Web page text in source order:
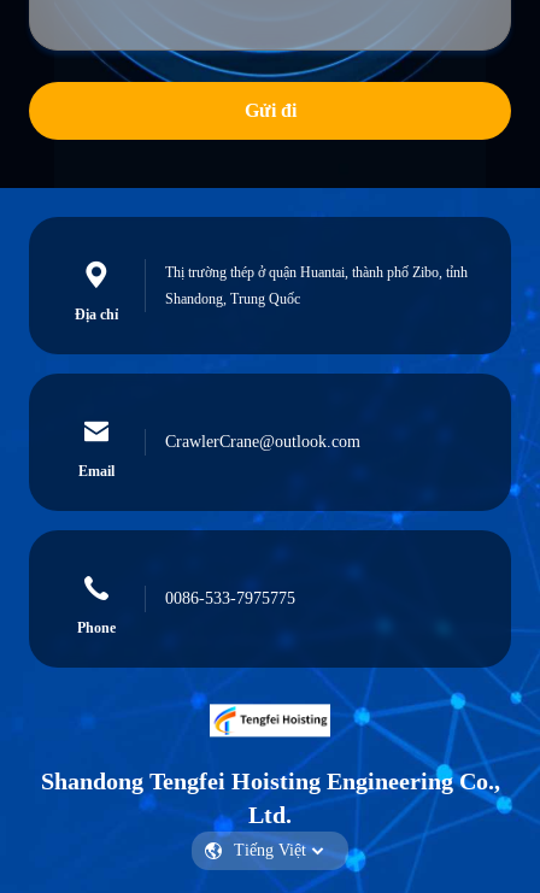
Gửi đi
Địa chỉ
Thị trường thép ở quận Huantai, thành phố Zibo, tỉnh
Shandong, Trung Quốc
Email
CrawlerCrane@outlook.com
Phone
0086-533-7975775
Shandong Tengfei Hoisting Engineering Co.,
Ltd.